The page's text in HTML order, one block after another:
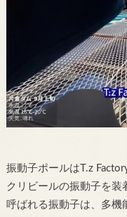
振動子ポールはT.z
クリビールの振動子を装
呼ばれる振動子は、多機